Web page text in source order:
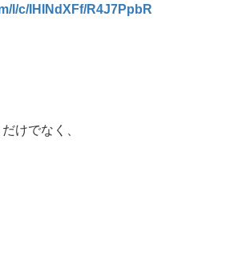
l/c/IHINdXFf/R4J7PpbR
けでなく、